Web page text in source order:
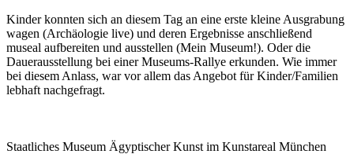
Kinder konnten sich an diesem Tag an eine erste kleine Ausgrabung
wagen (Archäologie live) und deren Ergebnisse anschließend
museal aufbereiten und ausstellen (Mein Museum!). Oder die
Dauerausstellung bei einer Museums-Rallye erkunden. Wie immer
bei diesem Anlass, war vor allem das Angebot für Kinder/Familien
lebhaft nachgefragt.
Staatliches Museum Ägyptischer Kunst im Kunstareal München